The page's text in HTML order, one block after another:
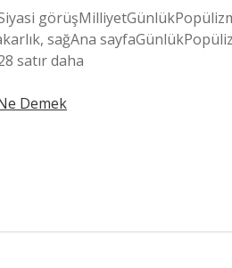
sağAna
satır daha
Demek